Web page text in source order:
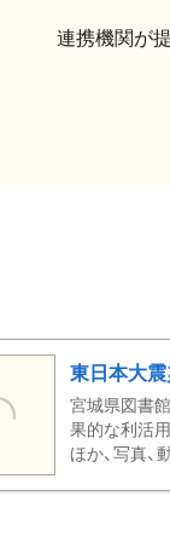
連携機関が
東日本大
宮城県図書
果的な利活
ほか、写真、